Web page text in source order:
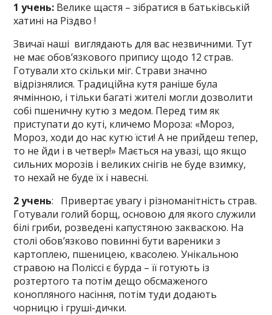
1 учень: Велике щастя – зібратися в батьківській
хатині на Різдво !
Звичаї наші виглядають для вас незвичними. Тут
не має обов’язкового припису щодо 12 страв.
Готували хто скільки міг. Страви значно
відрізнялися. Традиційна кутя раніше була
ячмінною, і тільки багаті жителі могли дозволити
собі пшеничну кутю з медом. Перед тим як
приступати до куті, кличемо Мороза: «Мороз,
Мороз, ходи до нас кутю їсти! А не прийдеш тепер,
то не йди і в четвер!» Мається на увазі, що якщо
сильних морозів і великих снігів не буде взимку,
то нехай не буде їх і навесні.
2 учень: Привертає увагу і різноманітність страв.
Готували голий борщ, основою для якого служили
білі гриби, розведені капустяною закваскою. На
столі обов’язково повинні бути вареники з
картоплею, пшеницею, квасолею. Унікальною
стравою на Поліссі є бурда – її готують із
розтертого та потім дещо обсмаженого
конопляного насіння, потім туди додають
чорницю і груші-дички.